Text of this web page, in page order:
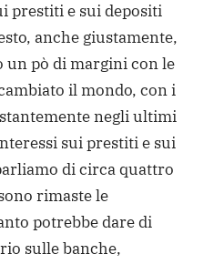
prestiti e sui depositi
anche giustamente,
un pò di margini con le
il mondo, con i
negli ultimi
sui prestiti e sui
di circa quattro
rimaste le
potrebbe dare di
sulle banche,